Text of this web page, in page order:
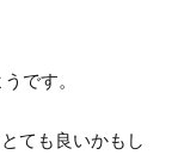
です。
ても良いかもし